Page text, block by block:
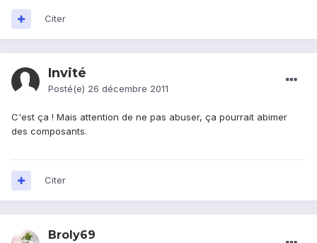
Citer
Invité
Posté(e) 26 décembre 2011
C'est ça ! Mais attention de ne pas abuser, ça pourrait abimer
des composants.
Citer
Broly69